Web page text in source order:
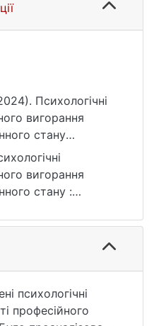
Психологічні
вигорання
стану
імені Тараса
15071834/428
вигорання
стану :
В. Ананова. Київ,
15071834/428
психологічні
професійного